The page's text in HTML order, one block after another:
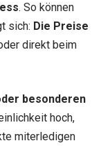
. So können
sich: Die Preise
direkt beim
besonderen
hoch,
miterledigen